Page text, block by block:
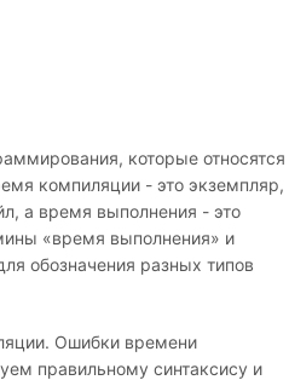
которые относятся
компиляции - это экземпляр,
а время выполнения - это
«время выполнения» и
обозначения разных типов
Ошибки времени
правильному синтаксису и